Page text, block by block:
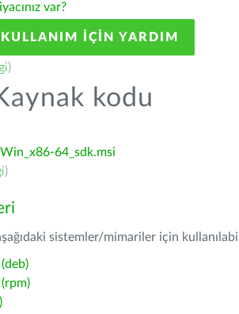
var?
IÇIN YARDIM
)
kodu
64_sdk.msi
)
sistemler/mimariler için